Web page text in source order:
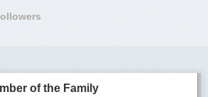
of the Family